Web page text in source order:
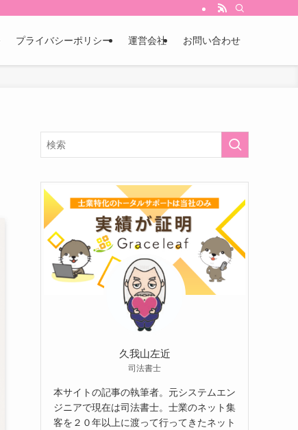
プライバシーポリシー 運営会社 お問い合わせ
久我山左近
司法書士
本サイトの記事の執筆者。元システムエン
ジニアで現在は司法書士。士業のネット集
客を２０年以上に渡って行ってきたネット